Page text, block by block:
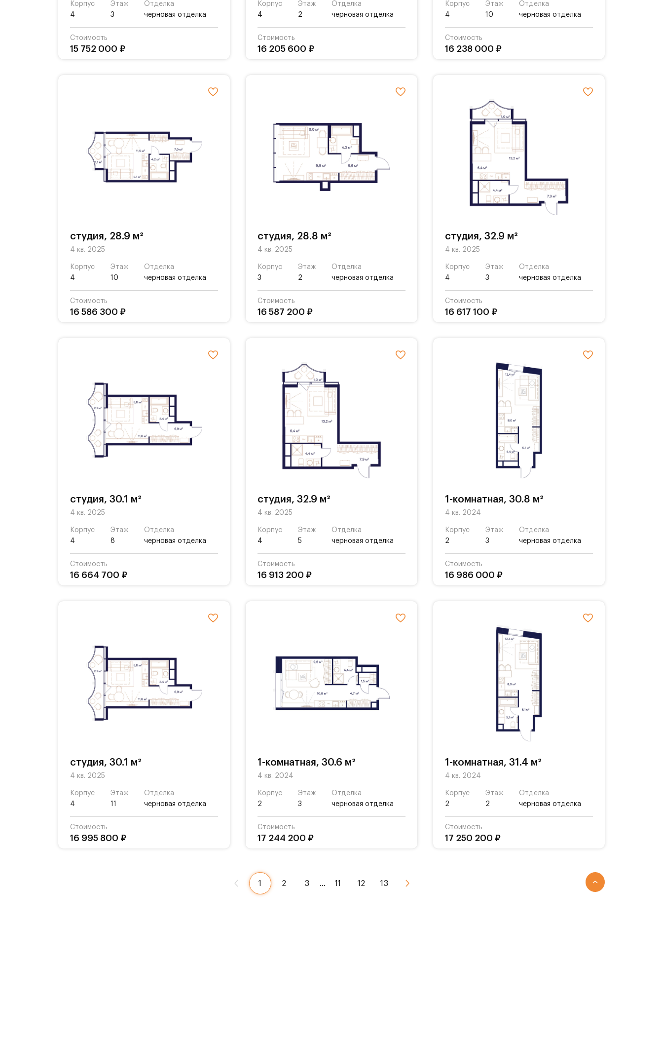
Корпус
4
Этаж
3
Отделка
черновая отделка
Стоимость
15 752 000 ₽
Корпус
4
Этаж
2
Отделка
черновая отделка
Стоимость
16 205 600 ₽
Корпус
4
Этаж
10
Отделка
черновая отделка
Стоимость
16 238 000 ₽
студия, 28.9 м²
4 кв. 2025
Корпус
4
Этаж
10
Отделка
черновая отделка
Стоимость
16 586 300 ₽
студия, 28.8 м²
4 кв. 2025
Корпус
3
Этаж
2
Отделка
черновая отделка
Стоимость
16 587 200 ₽
студия, 32.9 м²
4 кв. 2025
Корпус
4
Этаж
3
Отделка
черновая отделка
Стоимость
16 617 100 ₽
студия, 30.1 м²
4 кв. 2025
Корпус
4
Этаж
8
Отделка
черновая отделка
Стоимость
16 664 700 ₽
студия, 32.9 м²
4 кв. 2025
Корпус
4
Этаж
5
Отделка
черновая отделка
Стоимость
16 913 200 ₽
1-комнатная, 30.8 м²
4 кв. 2024
Корпус
2
Этаж
3
Отделка
черновая отделка
Стоимость
16 986 000 ₽
студия, 30.1 м²
4 кв. 2025
Корпус
4
Этаж
11
Отделка
черновая отделка
Стоимость
16 995 800 ₽
1-комнатная, 30.6 м²
4 кв. 2024
Корпус
2
Этаж
3
Отделка
черновая отделка
Стоимость
17 244 200 ₽
1-комнатная, 31.4 м²
4 кв. 2024
Корпус
2
Этаж
2
Отделка
черновая отделка
Стоимость
17 250 200 ₽
1 2 3 … 11 12 13